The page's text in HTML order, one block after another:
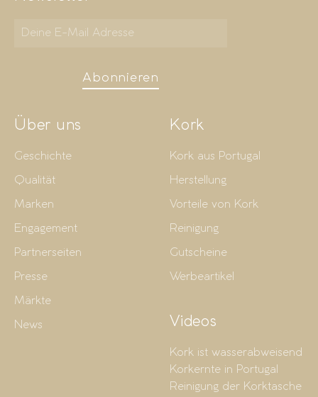
Abonnieren
Über uns
Geschichte
Qualität
Marken
Engagement
Partnerseiten
Presse
Märkte
News
Kork
Kork aus Portugal
Herstellung
Vorteile von Kork
Reinigung
Gutscheine
Werbeartikel
Videos
Kork ist wasserabweisend
Korkernte in Portugal
Reinigung der Korktasche